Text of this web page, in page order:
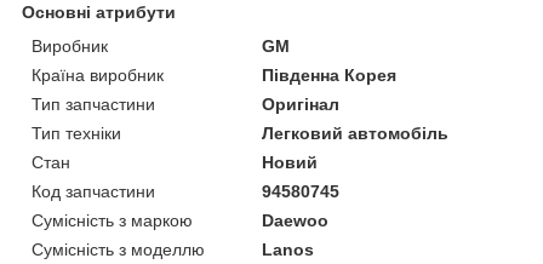
Основні атрибути
Виробник
GM
Країна виробник
Південна Корея
Тип запчастини
Оригінал
Тип техніки
Легковий автомобіль
Стан
Новий
Код запчастини
94580745
Сумісність з маркою
Daewoo
Сумісність з моделлю
Lanos